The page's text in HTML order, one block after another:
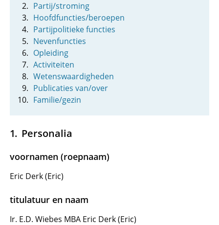
Partij/stroming
Hoofdfuncties/beroepen
Partijpolitieke functies
Nevenfuncties
Opleiding
Activiteiten
Wetenswaardigheden
Publicaties van/over
Familie/gezin
Personalia
voornamen (roepnaam)
Eric Derk (Eric)
titulatuur en naam
Ir. E.D. Wiebes MBA Eric Derk (Eric)